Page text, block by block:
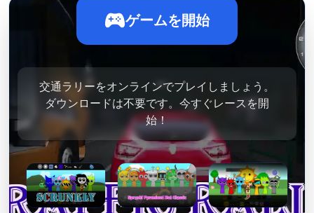
ゲームを開始
交通ラリーをオンラインでプレイしましょう。
ダウンロードは不要です。今すぐレースを開
始！